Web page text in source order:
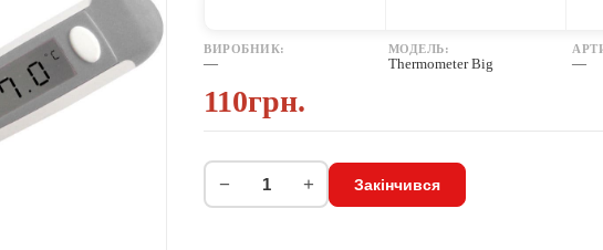
ВИРОБНИК:
—
МОДЕЛЬ:
Thermometer Big —
110грн.
− + Закінчився